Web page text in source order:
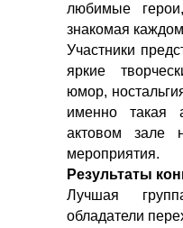
любимые
знакомая
Участники
яркие
юмор,
именно такая
актовом зале
мероприятия.
Результаты
Лучшая
обладатели